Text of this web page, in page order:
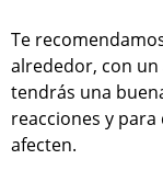
Te
alrededor, con
tendrás una
reacciones y
afecten.